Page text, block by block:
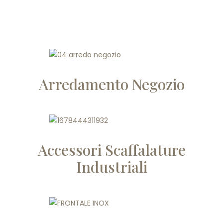
Arredamento Negozio
Accessori Scaffalature
Industriali